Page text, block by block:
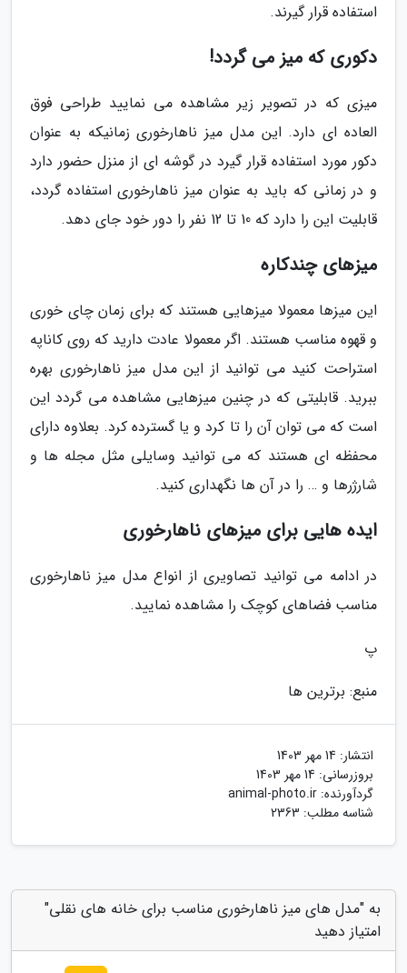
استفاده قرار گیرند.
دکوری که میز می گردد!
میزی که در تصویر زیر مشاهده می نمایید طراحی فوق
العاده ای دارد. این مدل میز ناهارخوری زمانیکه به عنوان
دکور مورد استفاده قرار گیرد در گوشه ای از منزل حضور دارد
و در زمانی که باید به عنوان میز ناهارخوری استفاده گردد،
قابلیت این را دارد که 10 تا 12 نفر را دور خود جای دهد.
میزهای چندکاره
این میزها معمولا میزهایی هستند که برای زمان چای خوری
و قهوه مناسب هستند. اگر معمولا عادت دارید که روی کاناپه
استراحت کنید می توانید از این مدل میز ناهارخوری بهره
ببرید. قابلیتی که در چنین میزهایی مشاهده می گردد این
است که می توان آن را تا کرد و یا گسترده کرد. بعلاوه دارای
محفظه ای هستند که می توانید وسایلی مثل مجله ها و
شارژرها و … را در آن ها نگهداری کنید.
ایده هایی برای میزهای ناهارخوری
در ادامه می توانید تصاویری از انواع مدل میز ناهارخوری
مناسب فضاهای کوچک را مشاهده نمایید.
پ
منبع: برترین ها
انتشار: 14 مهر 1403
بروزرسانی: 14 مهر 1403
گردآورنده: animal-photo.ir
شناسه مطلب: 2363
به "مدل های میز ناهارخوری مناسب برای خانه های نقلی"
امتیاز دهید